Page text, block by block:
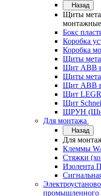
Назад
Щиты
монтажные
Бокс
Коробка
Коробка
Щиты
Щит ABB
Щиты
Щит ABB
Щит
Щит
ЩРУН (Щит
Для монтажа
Назад
Для
Клеммы
Стяжки
Изолента
промышленного